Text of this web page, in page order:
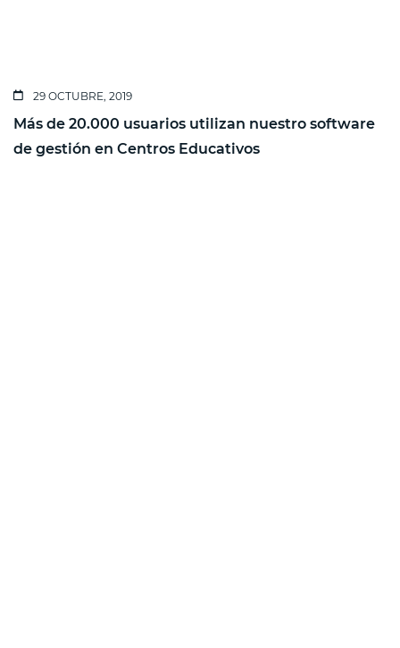
29 OCTUBRE, 2019
Más de 20.000 usuarios utilizan nuestro software
de gestión en Centros Educativos